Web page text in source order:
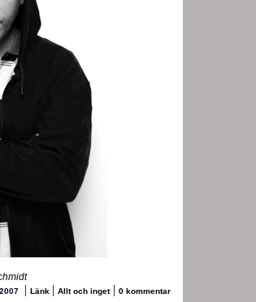
| Länk | Allt och inget| 0 kommentar